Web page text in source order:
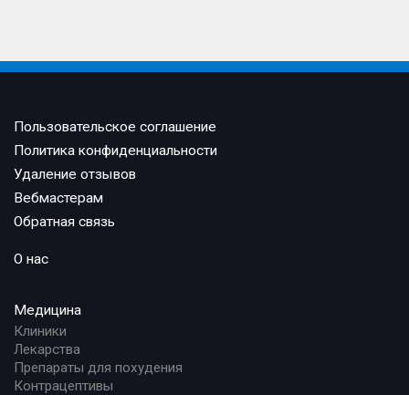
Пользовательское соглашение
Политика конфиденциальности
Удаление отзывов
Вебмастерам
Обратная связь
О нас
Медицина
Клиники
Лекарства
Препараты для похудения
Контрацептивы